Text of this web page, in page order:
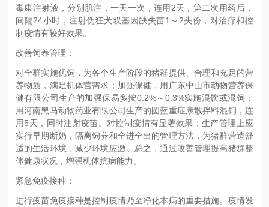
毒康注射液，分别肌注，一天一次，连用2天，第二次用药后，
间隔24小时，注射伪狂犬双基因缺失苗1～2头份，对治疗和控
制疫情有较好效果。
改善饲养管理：
对全群实施优饲，为各个生产阶段的猪群提供、合理和充足的营
养物质，满足机体营需求；加强保健，用广东中山市动物营养保
健有限公司生产的加强保易多按0.2%～0.3%实施混饮或混饲；
用河南黑马动物药业有限公司生产的圆蓝重症康散拌料混饲，连
用5天，同时注射疫苗。对控制疫情有显著效果；生产管理上应
实行早期断奶，隔离饲养和全进全出的管理方法，为猪群营造舒
适的生活环境，减少环境应激。总之，通过改善管理提高猪群整
体健康状况，增强机体抗病能力。
紧急免疫接种：
进行疫苗免疫接种是控制疫情乃至净化本病的重要措施。疫情发